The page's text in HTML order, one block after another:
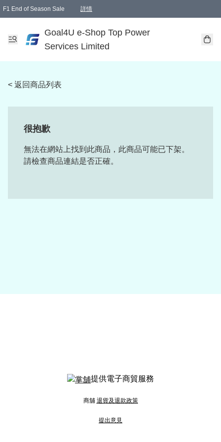
F1 End of Season Sale 詳情
Goal4U e-Shop Top Power
Services Limited
< 返回商品列表
很抱歉
無法在網站上找到此商品，此商品可能已下架。
請檢查商品連結是否正確。
提供電子商貿服務
商舖 退貨及退款政策
提出意見